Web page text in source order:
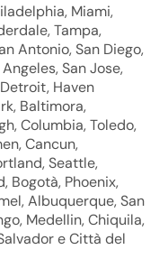
Miami,
Tampa,
Antonio, San Diego,
San Jose,
Haven
Baltimora,
Columbia, Toledo,
Cancun,
Seattle,
Bogotà, Phoenix,
Albuquerque, San
Medellin, Chiquila,
e Città del